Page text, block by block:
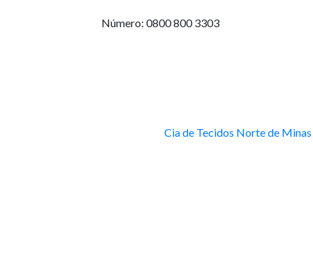
Número: 0800 800 3303
Cia de Tecidos Norte de Minas